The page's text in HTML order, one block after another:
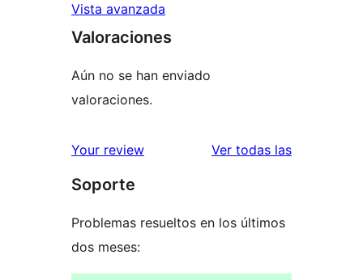
Vista avanzada
Valoraciones
Aún no se han enviado
valoraciones.
Your review Ver todas las
Soporte
Problemas resueltos en los últimos
dos meses: